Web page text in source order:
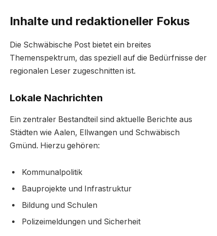
Inhalte und redaktioneller Fokus
Die Schwäbische Post bietet ein breites
Themenspektrum, das speziell auf die Bedürfnisse der
regionalen Leser zugeschnitten ist.
Lokale Nachrichten
Ein zentraler Bestandteil sind aktuelle Berichte aus
Städten wie Aalen, Ellwangen und Schwäbisch
Gmünd. Hierzu gehören:
Kommunalpolitik
Bauprojekte und Infrastruktur
Bildung und Schulen
Polizeimeldungen und Sicherheit